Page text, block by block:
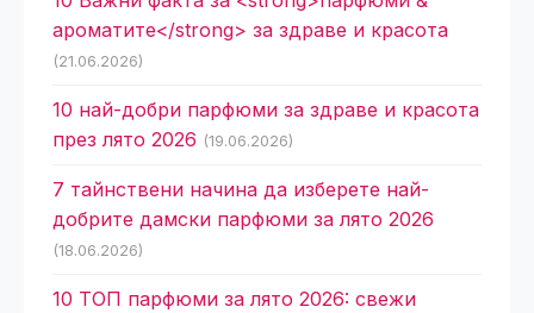
ароматите</strong> за здраве и красота
(21.06.2026)
10 най-добри парфюми за здраве и красота
през лято 2026 (19.06.2026)
7 тайнствени начина да изберете най-
добрите дамски парфюми за лято 2026
(18.06.2026)
10 ТОП парфюми за лято 2026: свежи